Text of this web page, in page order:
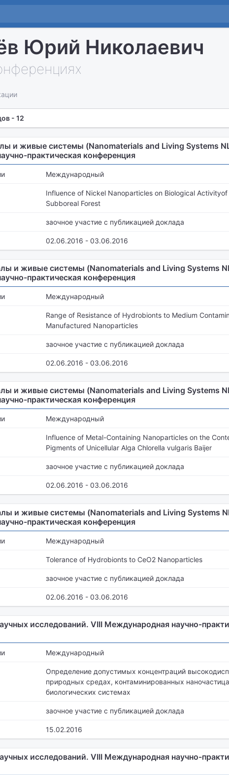
Юрий Николаевич
- 12
и живые системы (Nanomaterials and Living Systems
практическая конференция
Международный
Influence of Nickel Nanoparticles on Biological Activityof
Subboreal Forest
заочное участие с публикацией доклада
02.06.2016 - 03.06.2016
и живые системы (Nanomaterials and Living Systems
практическая конференция
Международный
Range of Resistance of Hydrobionts to Medium
Manufactured Nanoparticles
заочное участие с публикацией доклада
02.06.2016 - 03.06.2016
и живые системы (Nanomaterials and Living Systems
практическая конференция
Международный
Influence of Metal-Containing Nanoparticles on the
Pigments of Unicellular Alga Chlorella vulgaris Baijer
заочное участие с публикацией доклада
02.06.2016 - 03.06.2016
и живые системы (Nanomaterials and Living Systems
практическая конференция
Международный
Tolerance of Hydrobionts to CeO2 Nanoparticles
заочное участие с публикацией доклада
02.06.2016 - 03.06.2016
исследований. VIII Международная научно-
Международный
Определение допустимых концентраций
природных средах, контаминированных
биологических системах
заочное участие с публикацией доклада
15.02.2016
исследований. VIII Международная научно-